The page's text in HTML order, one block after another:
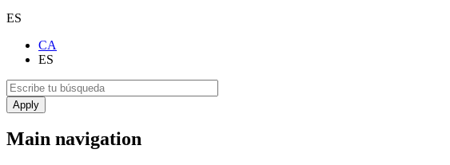
ES
CA
ES
Main navigation